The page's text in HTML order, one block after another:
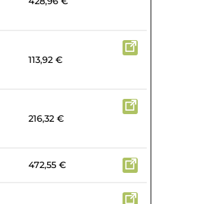
113,92 €
216,32 €
472,55 €